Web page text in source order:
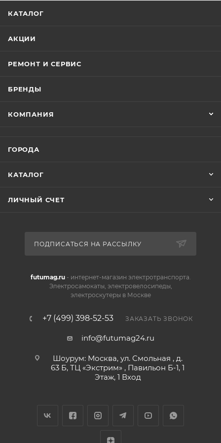
КАТАЛОГ
АКЦИИ
РЕМОНТ И СЕРВИС
БРЕНДЫ
КОМПАНИЯ
ГОРОДА
КАТАЛОГ
ЛИЧНЫЙ СЧЕТ
ПОДПИСАТЬСЯ НА РАССЫЛКУ
futumag.ru- интернет-магазин электротранспорта.
Электросамокаты, электровелосипеды,
электроскутеры в Москве
+7 (499) 398-52-53 ЗАКАЗАТЬ ЗВОНОК
info@futumag24.ru
Шоурум: Москва, ул. Смольная , д.
63 Б, ТЦ «Экстрим» , Павильон Б-1, 1
Этаж, 1 Вход